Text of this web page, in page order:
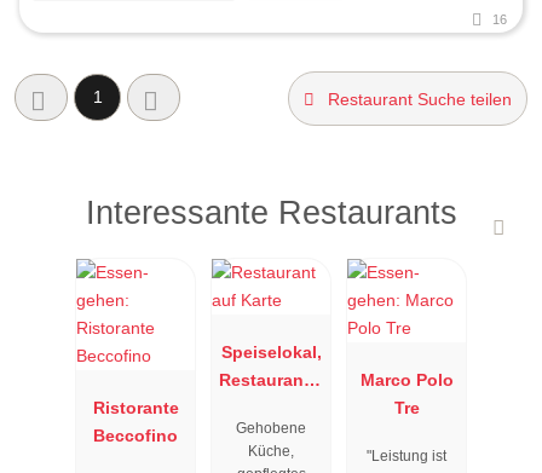
16
1 Restaurant Suche teilen
Interessante Restaurants
Ristorante
Beccofino
Speiselokal,
Restaurant "
"
Gehobene
Küche,
Marco Polo
Tre
"Leistung ist